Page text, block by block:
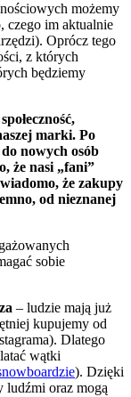
możemy
czego im aktualnie
Oprócz tego
z których
będziemy
marki. Po
nowych osób
że nasi „fani”
że zakupy
od nieznanej
sobie
– ludzie mają już
kupujemy od
Dlatego
wątki
). Dzięki
ludźmi oraz mogą